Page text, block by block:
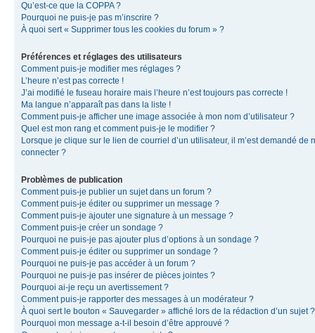
Qu’est-ce que la COPPA ?
Pourquoi ne puis-je pas m’inscrire ?
À quoi sert « Supprimer tous les cookies du forum » ?
Préférences et réglages des utilisateurs
Comment puis-je modifier mes réglages ?
L’heure n’est pas correcte !
J’ai modifié le fuseau horaire mais l’heure n’est toujours pas correcte !
Ma langue n’apparaît pas dans la liste !
Comment puis-je afficher une image associée à mon nom d’utilisateur ?
Quel est mon rang et comment puis-je le modifier ?
Lorsque je clique sur le lien de courriel d’un utilisateur, il m’est demandé de
connecter ?
Problèmes de publication
Comment puis-je publier un sujet dans un forum ?
Comment puis-je éditer ou supprimer un message ?
Comment puis-je ajouter une signature à un message ?
Comment puis-je créer un sondage ?
Pourquoi ne puis-je pas ajouter plus d’options à un sondage ?
Comment puis-je éditer ou supprimer un sondage ?
Pourquoi ne puis-je pas accéder à un forum ?
Pourquoi ne puis-je pas insérer de pièces jointes ?
Pourquoi ai-je reçu un avertissement ?
Comment puis-je rapporter des messages à un modérateur ?
À quoi sert le bouton « Sauvegarder » affiché lors de la rédaction d’un sujet ?
Pourquoi mon message a-t-il besoin d’être approuvé ?